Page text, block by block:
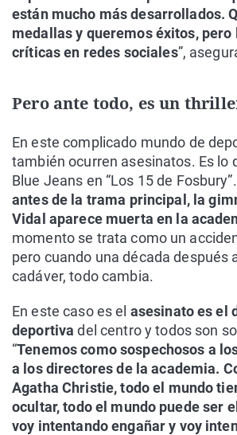
están mucho más desarrollados.
medallas y queremos éxitos, pero
críticas en redes sociales”,
Pero ante todo, es un
En este complicado mundo de
también ocurren asesinatos. Es lo
Blue Jeans en “Los 15 de Fosbury”.
antes de la trama principal, la
Vidal aparece muerta en la
momento se trata como un
pero cuando una década después
cadáver, todo cambia.
En este caso es el asesinato es el
deportivadel centro y todos son
“Tenemos como sospechosos a
a los directores de la academia.
Agatha Christie, todo el mundo
ocultar, todo el mundo puede ser
voy intentando engañar y voy